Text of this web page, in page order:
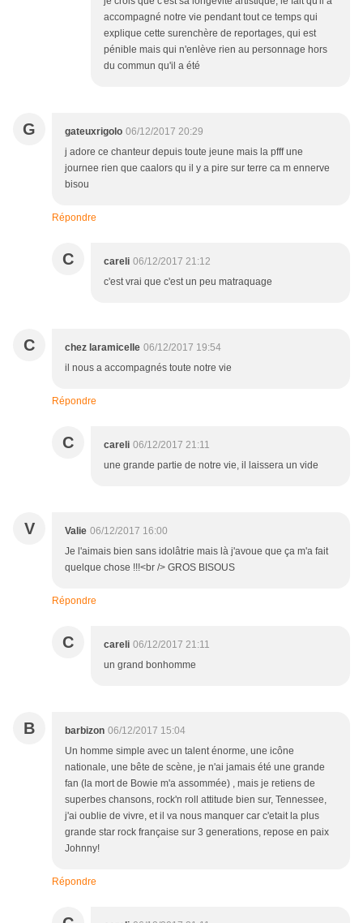
accompagné notre vie pendant tout ce temps qui
explique cette surenchère de reportages, qui est
pénible mais qui n'enlève rien au personnage hors
du commun qu'il a été
G gateuxrigolo 06/12/2017 20:29
j adore ce chanteur depuis toute jeune mais la pfff une
journee rien que caalors qu il y a pire sur terre ca m ennerve
bisou
Répondre
C careli 06/12/2017 21:12
c'est vrai que c'est un peu matraquage
C chez laramicelle 06/12/2017 19:54
il nous a accompagnés toute notre vie
Répondre
C careli 06/12/2017 21:11
une grande partie de notre vie, il laissera un vide
V Valie 06/12/2017 16:00
Je l'aimais bien sans idolâtrie mais là j'avoue que ça m'a fait
quelque chose !!!<br /> GROS BISOUS
Répondre
C careli 06/12/2017 21:11
un grand bonhomme
B barbizon 06/12/2017 15:04
Un homme simple avec un talent énorme, une icône
nationale, une bête de scène, je n'ai jamais été une grande
fan (la mort de Bowie m'a assommée) , mais je retiens de
superbes chansons, rock'n roll attitude bien sur, Tennessee,
j'ai oublie de vivre, et il va nous manquer car c'etait la plus
grande star rock française sur 3 generations, repose en paix
Johnny!
Répondre